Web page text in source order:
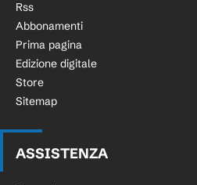
Rss
Abbonamenti
Prima pagina
Edizione digitale
Store
Sitemap
ASSISTENZA